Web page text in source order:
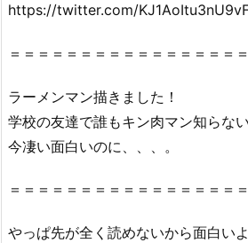
https://twitter.com/
＝＝＝＝＝＝＝＝＝＝＝＝＝＝＝＝
ラーメンマン描きました！
学校の友達で誰もキン肉マン知らな
今凄い面白いのに、、、。
＝＝＝＝＝＝＝＝＝＝＝＝＝＝＝＝
やっぱ先が全く読めないから面白い